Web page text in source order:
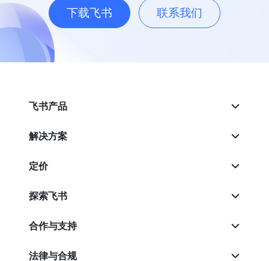
下载飞书 联系我们
飞书产品
解决方案
定价
探索飞书
合作与支持
法律与合规